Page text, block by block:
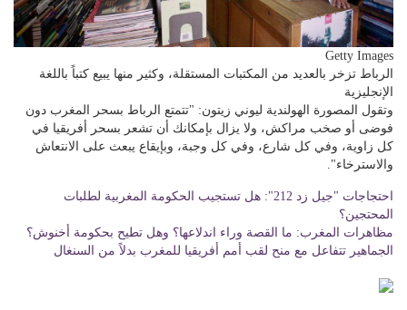
Getty Images
الرباط تزخر بالعديد من المكتبات المستقلة، وكثير منها يبيع كتباً باللغة
الإنجليزية
وتقول المصورة الهولندية ليوني زيتون: "تتمتع الرباط بسحر المغرب دون
فوضى أو صخب مراكش، ولا يزال بإمكانك أن تشعر بسحر أفريقيا في
كل زاوية، وفي كل شارع، وفي كل وجبة، وبإيقاع يبعث على الانتعاش
والاسترخاء".
احتجاجات "جيل زد 212": هل تستجيب الحكومة المغربية لطلبات
المحتجين؟
مظاهرات المغرب: ما القصة وراء اندلاعها؟ وهل تطيح بحكومة أخنوش؟
الجماهير تتفاعل مع منح لقب أمم أفريقيا للمغرب بدلاً من السنغال